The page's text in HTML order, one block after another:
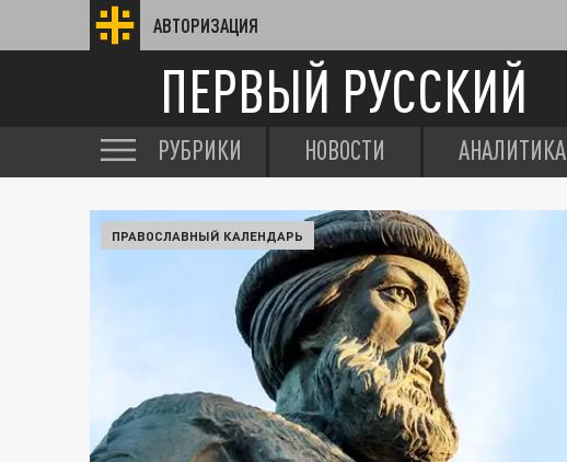
АВТОРИЗАЦИЯ
ПЕРВЫЙ РУССКИЙ
РУБРИКИ НОВОСТИ АНАЛИТИКА
ПРАВОСЛАВНЫЙ КАЛЕНДАРЬ